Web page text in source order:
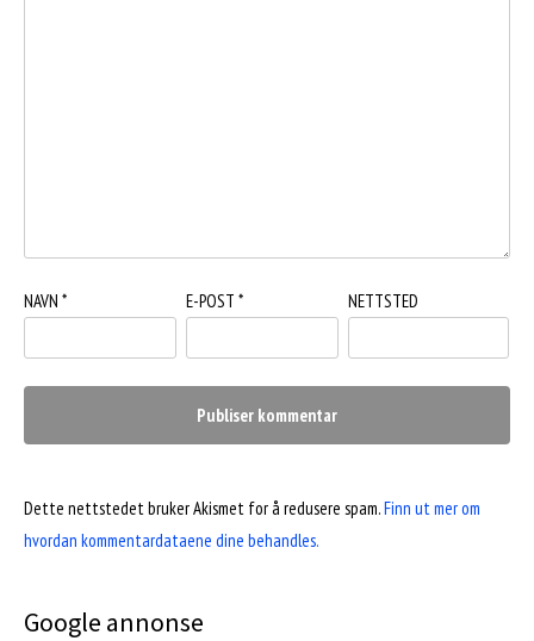
NAVN * E-POST * NETTSTED
Dette nettstedet bruker Akismet for å redusere spam.Finn ut mer om
hvordan kommentardataene dine behandles.
Google annonse